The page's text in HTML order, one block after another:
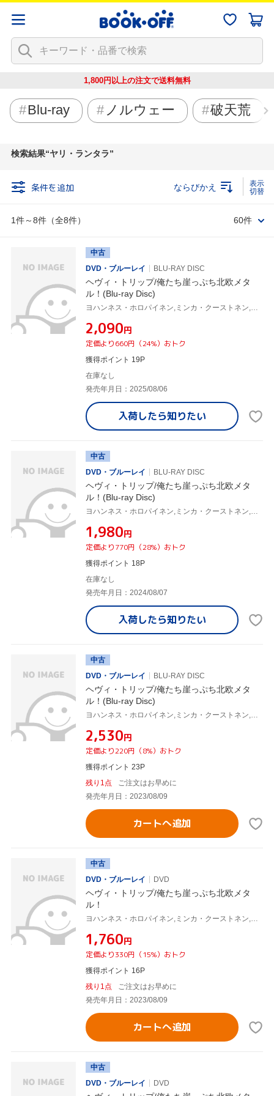
1,800円以上の注文で送料無料
Blu-ray ノルウェー 破天荒
検索結果 ヤリ・ランタラ
条件を追加
1件～8件（全8件）
ならびかえ
60件
中古
DVD・ブルーレイ
BLU-RAY DISC
ヘヴィ・トリップ/俺たち崖っぷち北欧メタ
ル！(Blu-ray Disc)
ヨハンネス・ホロパイネン,ミンカ・クーストネン,ヴィッレ・ティーホネン,ユーソ・ラーティオ,ユッカ・ヴィドゥグレン,アレクシ・プラネン,ヤリ・ランタラ,ラウリ・ポラー
¥2,090円
定価より660円（24%）おトク
獲得ポイント 19P
在庫なし
発売年月日：2025/08/06
入荷したら知りたい
中古
DVD・ブルーレイ
BLU-RAY DISC
ヘヴィ・トリップ/俺たち崖っぷち北欧メタ
ル！(Blu-ray Disc)
ヨハンネス・ホロパイネン,ミンカ・クーストネン,ヴィッレ・ティーホネン,ユーソ・ラーティオ,ユッカ・ヴィドゥグレン,アレクシ・プラネン,ヤリ・ランタラ,ラウリ・ポラー
¥1,980円
定価より770円（28%）おトク
獲得ポイント 18P
在庫なし
発売年月日：2024/08/07
入荷したら知りたい
中古
DVD・ブルーレイ
BLU-RAY DISC
ヘヴィ・トリップ/俺たち崖っぷち北欧メタ
ル！(Blu-ray Disc)
ヨハンネス・ホロパイネン,ミンカ・クーストネン,ヴィッレ・ティーホネン,ユーソ・ラーティオ,ユッカ・ヴィドゥグレン,アレクシ・プラネン,ヤリ・ランタラ,ラウリ・ポラー
¥2,530円
定価より220円（8%）おトク
獲得ポイント 23P
残り1点
ご注文はお早めに
発売年月日：2023/08/09
カートへ追加
中古
DVD・ブルーレイ
DVD
ヘヴィ・トリップ/俺たち崖っぷち北欧メタ
ル！
ヨハンネス・ホロパイネン,ミンカ・クーストネン,ヴィッレ・ティーホネン,ユーソ・ラーティオ,ユッカ・ヴィドゥグレン,アレクシ・プラネン,ヤリ・ランタラ,ラウリ・ポラー
¥1,760円
定価より330円（15%）おトク
獲得ポイント 16P
残り1点
ご注文はお早めに
発売年月日：2023/08/09
カートへ追加
中古
DVD・ブルーレイ
DVD